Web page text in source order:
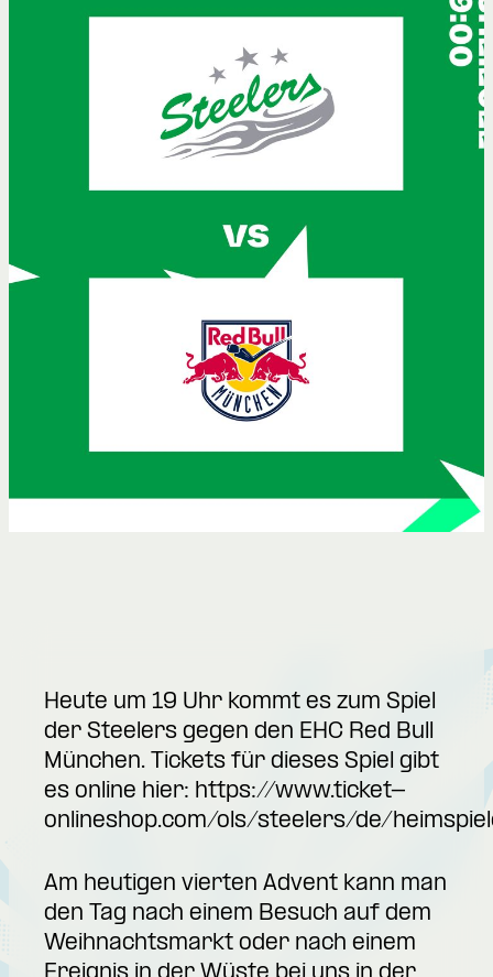
Heute um 19 Uhr kommt es zum Spiel
der Steelers gegen den EHC Red Bull
München. Tickets für dieses Spiel gibt
es online hier: https://www.ticket-
onlineshop.com/ols/steelers/de/
Am heutigen vierten Advent kann man
den Tag nach einem Besuch auf dem
Weihnachtsmarkt oder nach einem